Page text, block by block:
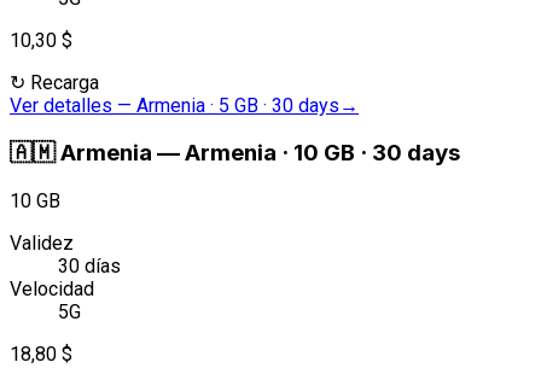
10,30 $
↻ Recarga
Ver detalles — Armenia · 5 GB · 30 days →
🇦🇲Armenia —Armenia · 10 GB · 30 days
10 GB
Validez
30 días
Velocidad
5G
18,80 $